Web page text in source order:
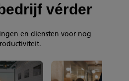
vérder
en diensten voor nog